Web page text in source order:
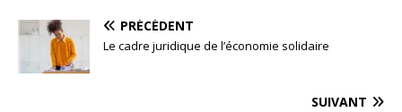
PRÉCÉDENT
Le cadre juridique de l’économie solidaire
SUIVANT